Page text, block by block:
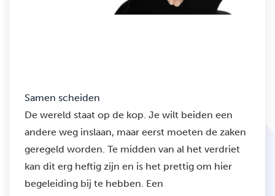
Samen scheiden
De wereld staat op de kop. Je wilt beiden een
andere weg inslaan, maar eerst moeten de zaken
geregeld worden. Te midden van al het verdriet
kan dit erg heftig zijn en is het prettig om hier
begeleiding bij te hebben. Een